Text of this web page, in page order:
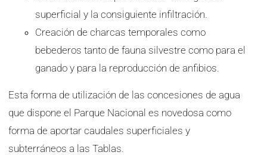
superficial y la consiguiente infiltración.
Creación de charcas temporales como
bebederos tanto de fauna silvestre como para el
ganado y para la reproducción de anfibios.
Esta forma de utilización de las concesiones de agua
que dispone el Parque Nacional es novedosa como
forma de aportar caudales superficiales y
subterráneos a las Tablas.